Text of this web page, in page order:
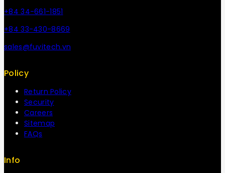
+84 34-661-1851
+84 33-430-8669
sales@fuvitech.vn
Policy
Return Policy
Security
Careers
Sitemap
FAQs
Info